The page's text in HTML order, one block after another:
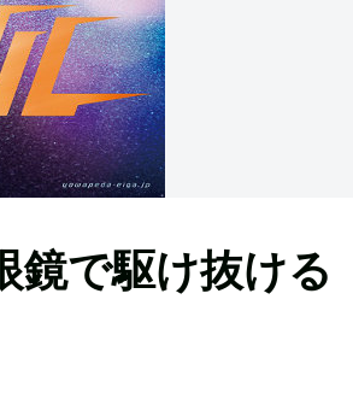
鏡で駆け抜け